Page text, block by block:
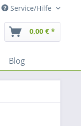
Service/Hilfe
0,00 € *
Blog